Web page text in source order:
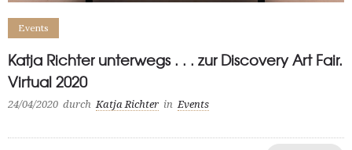
Events
Katja Richter unterwegs . . . zur Discovery Art Fair.
Virtual 2020
24/04/2020 durch Katja Richter in Events